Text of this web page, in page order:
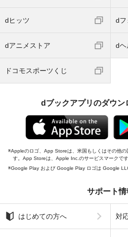
dヒッツ dフ
dアニメストア dヘ
ドコモスポーツくじ
dブックアプリのダウン
Appleのロゴ、App Storeは、米国もしくはその他
す。App Storeは、Apple Inc.のサービスマークです
Google Play および Google Play ロゴは Google
サポート情
はじめての方へ 対